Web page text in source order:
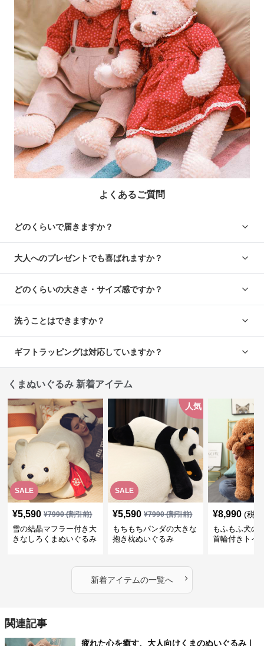
よくあるご質問
どのくらいで届きますか？
大人へのプレゼントでも喜ばれますか？
どのくらいの大きさ・サイズ感ですか？
洗うことはできますか？
ギフトラッピングは対応していますか？
くまぬいぐるみ 新着アイテム
SALE
¥5,590 ¥7990(割引前)
雪の結晶マフラー付き大
きなしろくまぬいぐるみ
SALE
人気
¥5,590 ¥7990(割引前)
もちもちパンダの大きな
抱き枕ぬいぐるみ
¥8,990 (税
もふもふ犬の
首輪付きトイ
新着アイテムの一覧へ ›
関連記事
疲れた心を癒す、大人向けくまのぬいぐるみ｜